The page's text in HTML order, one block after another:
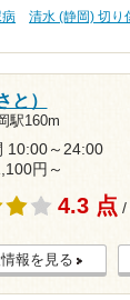
清水 (静岡) 切り
）
駅160m
10:00～24:00
円～
4.3 点 /
報を見る